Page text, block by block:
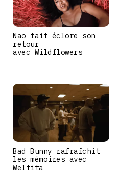
Nao fait éclore son
retour
avec Wildflowers
Bad Bunny rafraîchit
les mémoires avec
Weltita